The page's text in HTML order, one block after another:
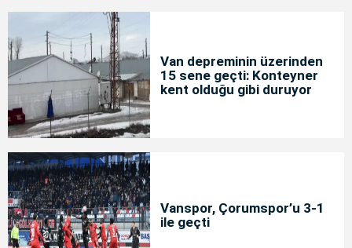
Van depreminin üzerinden
15 sene geçti: Konteyner
kent olduğu gibi duruyor
Vanspor, Çorumspor’u 3-1
ile geçti